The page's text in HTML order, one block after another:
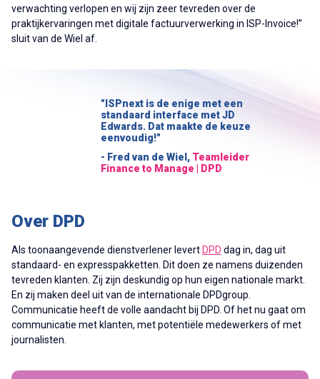
verwachting verlopen en wij zijn zeer tevreden over de
praktijkervaringen met digitale factuurverwerking in ISP-Invoice!”
sluit van de Wiel af.
"ISPnext is de enige met een
standaard interface met JD
Edwards. Dat maakte de keuze
eenvoudig!"
- Fred van de Wiel, Teamleider
Finance to Manage | DPD
Over DPD
Als toonaangevende dienstverlener levert DPD dag in, dag uit
standaard- en expresspakketten. Dit doen ze namens duizenden
tevreden klanten. Zij zijn deskundig op hun eigen nationale markt.
En zij maken deel uit van de internationale DPDgroup.
Communicatie heeft de volle aandacht bij DPD. Of het nu gaat om
communicatie met klanten, met potentiële medewerkers of met
journalisten.